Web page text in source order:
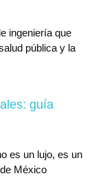
ingeniería que
pública y la
guía
es un lujo, es un
México